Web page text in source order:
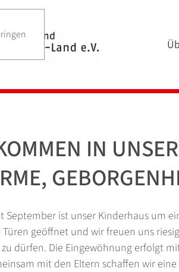
IN
September ist unser Kinderhaus um
Türen geöffnet und wir freuen uns
zu dürfen. Die Eingewöhnung erfolgt
mit den Eltern schaffen wir